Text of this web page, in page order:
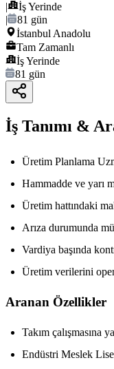
|
İş Yerinde
|
81 gün
İstanbul Anadolu
Tam Zamanlı
İş Yerinde
81 gün
İş Tanımı &
Üretim Planlama
Hammadde ve yarı
Üretim hattındaki
Arıza durumunda
Vardiya başında
Üretim verilerini
Aranan Özellikler
Takım çalışmasına
Endüstri Meslek